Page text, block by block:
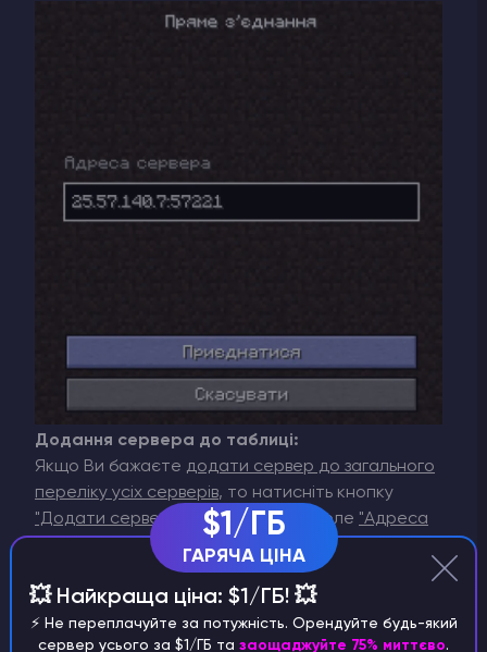
Додання сервера до таблиці:
Якщо Ви бажаєте додати сервер до загального
переліку усіх серверів, то натисніть кнопку
"Додати сервер"
, потім впишіть у поле "Адреса
необхідний адрес. Так само Ви
можете додати власну назву цьому серверу у
верхньому полі, ця назва буде відображена
тільки у Вашому лаунчері. Після цього, натисніть
$1/ГБ
ГАРЯЧА ЦІНА
💥 Найкраща ціна: $1/ГБ! 💥
⚡️ Не переплачуйте за потужність. Орендуйте будь-який
сервер усього за $1/ГБ та заощаджуйте 75% миттєво.